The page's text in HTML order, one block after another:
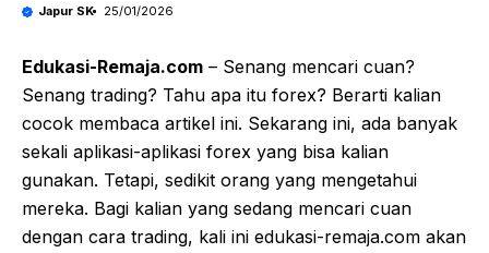
Japur SK 25/01/2026
Edukasi-Remaja.com – Senang mencari cuan?
Senang trading? Tahu apa itu forex? Berarti kalian
cocok membaca artikel ini. Sekarang ini, ada banyak
sekali aplikasi-aplikasi forex yang bisa kalian
gunakan. Tetapi, sedikit orang yang mengetahui
mereka. Bagi kalian yang sedang mencari cuan
dengan cara trading, kali ini edukasi-remaja.com akan